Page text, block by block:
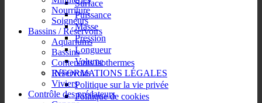
Surface
Puissance
Masse
Pression
Longueur
Volume
INFORMATIONS LÉGALES
Politique sur la vie privée
Politique de cookies
Nourriture
Soigneurs
Bassins / Réservoirs
Aquariums
Bassins
Contenants isothermes
Réservoirs
Viviers
Contrôle des prédateurs